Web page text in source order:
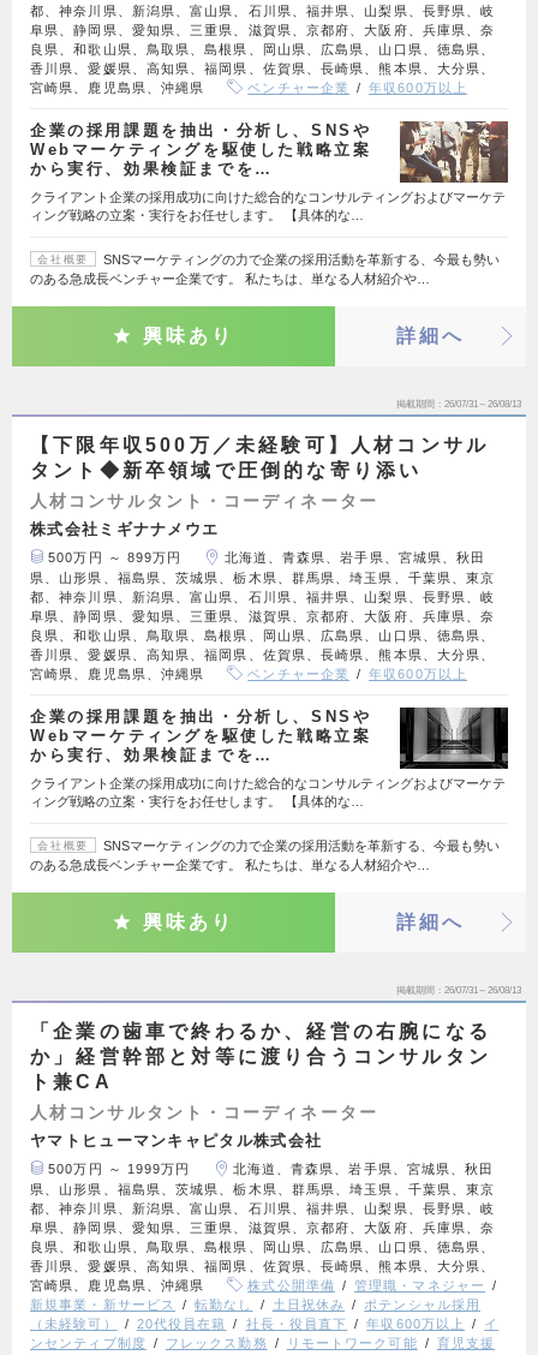
都、神奈川県、新潟県、富山県、石川県、福井県、山梨県、長野県、岐
阜県、静岡県、愛知県、三重県、滋賀県、京都府、大阪府、兵庫県、奈
良県、和歌山県、鳥取県、島根県、岡山県、広島県、山口県、徳島県、
香川県、愛媛県、高知県、福岡県、佐賀県、長崎県、熊本県、大分県、
宮崎県、鹿児島県、沖縄県
ベンチャー企業 年収600万以上
企業の採用課題を抽出・分析し、SNSや
Webマーケティングを駆使した戦略立案
から実行、効果検証までを…
クライアント企業の採用成功に向けた総合的なコンサルティングおよびマーケテ
ィング戦略の立案・実行をお任せします。 【具体的な…
会社概要
SNSマーケティングの力で企業の採用活動を革新する、今最も勢い
のある急成長ベンチャー企業です。 私たちは、単なる人材紹介や…
興味あり 詳細へ
掲載期間 26/07/31～26/08/13
【下限年収500万／未経験可】人材コンサル
タント◆新卒領域で圧倒的な寄り添い
人材コンサルタント・コーディネーター
株式会社ミギナナメウエ
500万円 ～ 899万円
北海道、青森県、岩手県、宮城県、秋田
県、山形県、福島県、茨城県、栃木県、群馬県、埼玉県、千葉県、東京
都、神奈川県、新潟県、富山県、石川県、福井県、山梨県、長野県、岐
阜県、静岡県、愛知県、三重県、滋賀県、京都府、大阪府、兵庫県、奈
良県、和歌山県、鳥取県、島根県、岡山県、広島県、山口県、徳島県、
香川県、愛媛県、高知県、福岡県、佐賀県、長崎県、熊本県、大分県、
宮崎県、鹿児島県、沖縄県
ベンチャー企業 年収600万以上
企業の採用課題を抽出・分析し、SNSや
Webマーケティングを駆使した戦略立案
から実行、効果検証までを…
クライアント企業の採用成功に向けた総合的なコンサルティングおよびマーケテ
ィング戦略の立案・実行をお任せします。 【具体的な…
会社概要
SNSマーケティングの力で企業の採用活動を革新する、今最も勢い
のある急成長ベンチャー企業です。 私たちは、単なる人材紹介や…
興味あり 詳細へ
掲載期間 26/07/31～26/08/13
「企業の歯車で終わるか、経営の右腕になる
か」経営幹部と対等に渡り合うコンサルタン
ト兼CA
人材コンサルタント・コーディネーター
ヤマトヒューマンキャピタル株式会社
500万円 ～ 1999万円
北海道、青森県、岩手県、宮城県、秋田
県、山形県、福島県、茨城県、栃木県、群馬県、埼玉県、千葉県、東京
都、神奈川県、新潟県、富山県、石川県、福井県、山梨県、長野県、岐
阜県、静岡県、愛知県、三重県、滋賀県、京都府、大阪府、兵庫県、奈
良県、和歌山県、鳥取県、島根県、岡山県、広島県、山口県、徳島県、
香川県、愛媛県、高知県、福岡県、佐賀県、長崎県、熊本県、大分県、
宮崎県、鹿児島県、沖縄県
株式公開準備
管理職・マネジャー
新規事業・新サービス
転勤なし 土日祝休み
ポテンシャル採用
（未経験可）
20代役員在籍 社長・役員直下 年収600万以上
イ
ンセンティブ制度
フレックス勤務 リモートワーク可能 育児支援